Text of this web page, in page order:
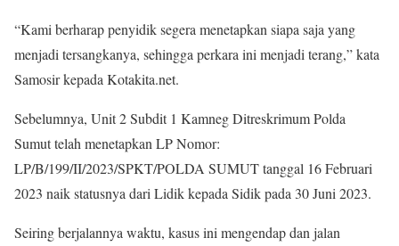
“Kami berharap penyidik segera menetapkan siapa saja yang
menjadi tersangkanya, sehingga perkara ini menjadi terang,” kata
Samosir kepada Kotakita.net.
Sebelumnya, Unit 2 Subdit 1 Kamneg Ditreskrimum Polda
Sumut telah menetapkan LP Nomor:
LP/B/199/II/2023/SPKT/POLDA SUMUT tanggal 16 Februari
2023 naik statusnya dari Lidik kepada Sidik pada 30 Juni 2023.
Seiring berjalannya waktu, kasus ini mengendap dan jalan